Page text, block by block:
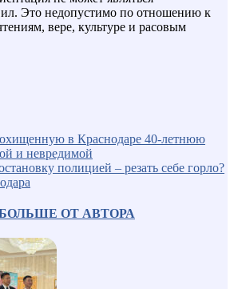
Это недопустимо по отношению к
вере, культуре и расовым
в Краснодаре 40-летнюю
и невредимой
полицией – резать себе горло?
ОТ АВТОРА